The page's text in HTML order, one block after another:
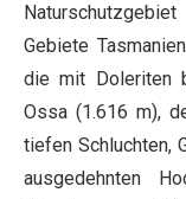
Gebiete
die mit Doleriten
Ossa (1.616 m),
tiefen Schluchten,
ausgedehnten